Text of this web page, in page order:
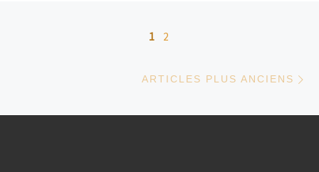
1 2
ARTICLES PLUS ANCIENS